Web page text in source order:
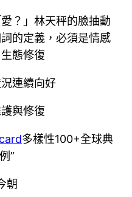
？」林天秤的臉抽動
的定義，必須是情感
態修復
連續向好
與修復
多樣性100+全球典
”
朝